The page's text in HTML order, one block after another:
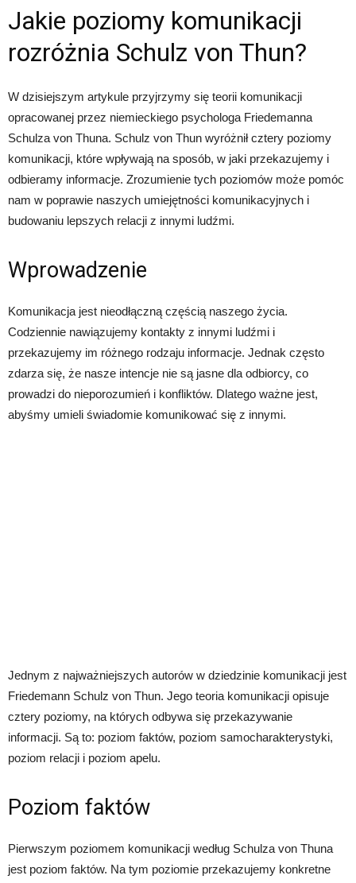
Jakie poziomy komunikacji
rozróżnia Schulz von Thun?
W dzisiejszym artykule przyjrzymy się teorii komunikacji
opracowanej przez niemieckiego psychologa Friedemanna
Schulza von Thuna. Schulz von Thun wyróżnił cztery poziomy
komunikacji, które wpływają na sposób, w jaki przekazujemy i
odbieramy informacje. Zrozumienie tych poziomów może pomóc
nam w poprawie naszych umiejętności komunikacyjnych i
budowaniu lepszych relacji z innymi ludźmi.
Wprowadzenie
Komunikacja jest nieodłączną częścią naszego życia.
Codziennie nawiązujemy kontakty z innymi ludźmi i
przekazujemy im różnego rodzaju informacje. Jednak często
zdarza się, że nasze intencje nie są jasne dla odbiorcy, co
prowadzi do nieporozumień i konfliktów. Dlatego ważne jest,
abyśmy umieli świadomie komunikować się z innymi.
Jednym z najważniejszych autorów w dziedzinie komunikacji jest
Friedemann Schulz von Thun. Jego teoria komunikacji opisuje
cztery poziomy, na których odbywa się przekazywanie
informacji. Są to: poziom faktów, poziom samocharakterystyki,
poziom relacji i poziom apelu.
Poziom faktów
Pierwszym poziomem komunikacji według Schulza von Thuna
jest poziom faktów. Na tym poziomie przekazujemy konkretne